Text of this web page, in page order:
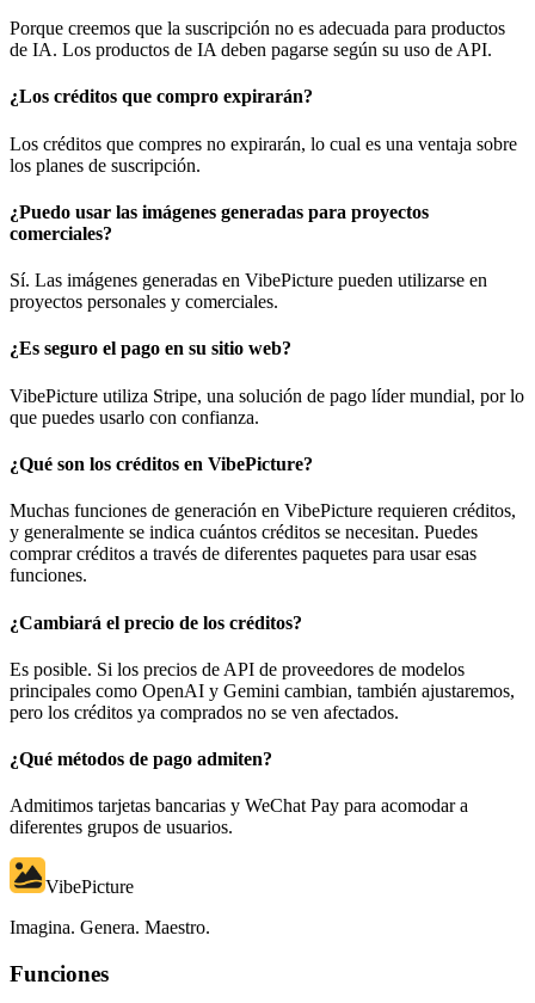
Porque creemos que la suscripción no es adecuada para productos
de IA. Los productos de IA deben pagarse según su uso de API.
¿Los créditos que compro expirarán?
Los créditos que compres no expirarán, lo cual es una ventaja sobre
los planes de suscripción.
¿Puedo usar las imágenes generadas para proyectos
comerciales?
Sí. Las imágenes generadas en VibePicture pueden utilizarse en
proyectos personales y comerciales.
¿Es seguro el pago en su sitio web?
VibePicture utiliza Stripe, una solución de pago líder mundial, por lo
que puedes usarlo con confianza.
¿Qué son los créditos en VibePicture?
Muchas funciones de generación en VibePicture requieren créditos,
y generalmente se indica cuántos créditos se necesitan. Puedes
comprar créditos a través de diferentes paquetes para usar esas
funciones.
¿Cambiará el precio de los créditos?
Es posible. Si los precios de API de proveedores de modelos
principales como OpenAI y Gemini cambian, también ajustaremos,
pero los créditos ya comprados no se ven afectados.
¿Qué métodos de pago admiten?
Admitimos tarjetas bancarias y WeChat Pay para acomodar a
diferentes grupos de usuarios.
VibePicture
Imagina. Genera. Maestro.
Funciones